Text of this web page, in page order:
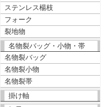
ステンレス楊枝
フォーク
裂地物
名物裂バッグ・小物・帯
名物裂バッグ
名物裂小物
名物裂帯
掛け軸